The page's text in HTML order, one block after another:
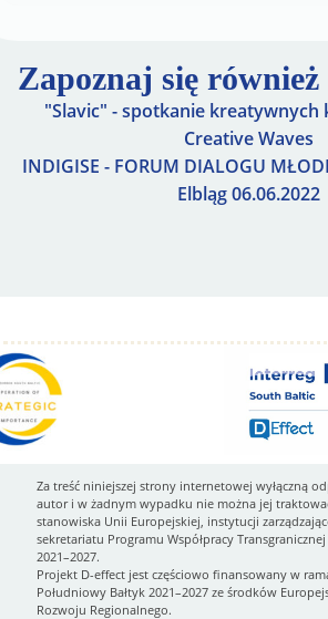
Zapoznaj się również
"Slavic" - spotkanie
Creative Waves
INDIGISE - FORUM DIALOGU
Elbląg 06.06.2022
Za treść niniejszej strony internetowej wyłączną
autor i w żadnym wypadku nie można jej
stanowiska Unii Europejskiej, instytucji
sekretariatu Programu Współpracy
2021–2027.
Projekt D-effect jest częściowo finansowany w
Południowy Bałtyk 2021–2027 ze środków
Rozwoju Regionalnego.